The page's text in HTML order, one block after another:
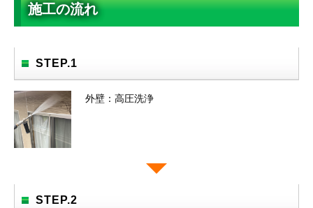
施工の流れ
STEP.1
外壁：高圧洗浄
STEP.2